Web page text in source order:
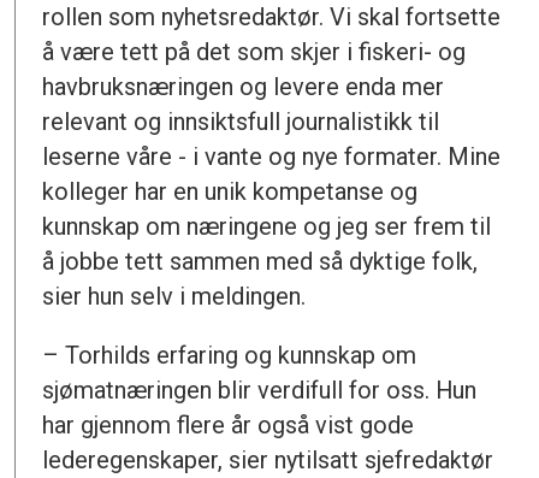
rollen som nyhetsredaktør. Vi skal fortsette
å være tett på det som skjer i fiskeri- og
havbruksnæringen og levere enda mer
relevant og innsiktsfull journalistikk til
leserne våre - i vante og nye formater. Mine
kolleger har en unik kompetanse og
kunnskap om næringene og jeg ser frem til
å jobbe tett sammen med så dyktige folk,
sier hun selv i meldingen.
– Torhilds erfaring og kunnskap om
sjømatnæringen blir verdifull for oss. Hun
har gjennom flere år også vist gode
lederegenskaper, sier nytilsatt sjefredaktør